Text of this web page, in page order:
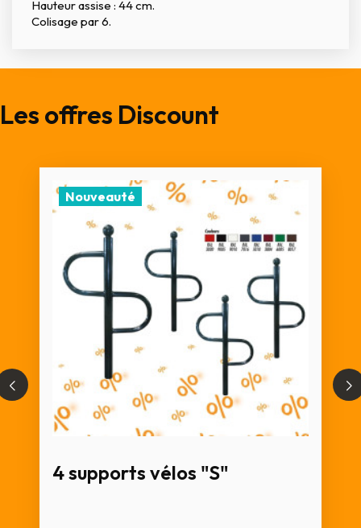
Hauteur assise : 44 cm.
Colisage par 6.
Les offres Discount
4 supports vélos "S"
Nouveauté